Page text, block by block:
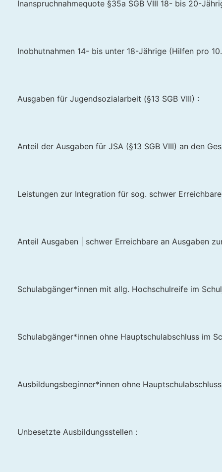
Inanspruchnahmequote §35a SGB VIII 18- bis 20-
Inobhutnahmen 14- bis unter 18-Jährige (Hilfen pro
Ausgaben für Jugendsozialarbeit (§13 SGB VIII) :
Anteil der Ausgaben für JSA (§13 SGB VIII) an den
Leistungen zur Integration für sog. schwer Erreichbare
Anteil Ausgaben | schwer Erreichbare an Ausgaben
Schulabgänger*innen mit allg. Hochschulreife im
Schulabgänger*innen ohne Hauptschulabschluss im
Ausbildungsbeginner*innen ohne
Unbesetzte Ausbildungsstellen :